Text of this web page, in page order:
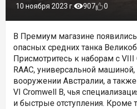
10 ноября 2023 г. 907 0
В Премиум магазине
опасных средних танка
Присмотритесь к наборам с VIII
RAAC, универсальной
вооружении Австралии, а
VI Cromwell B, чья
и быстрые отступления. Кроме